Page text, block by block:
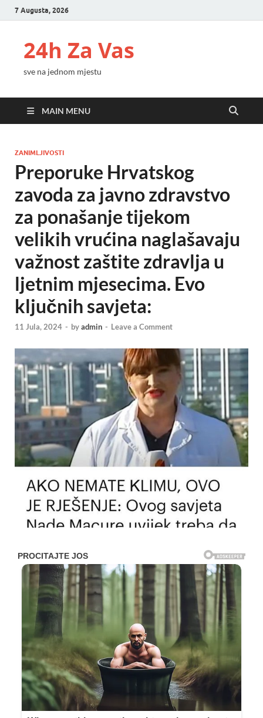
7 Augusta, 2026
24h Za Vas
sve na jednom mjestu
MAIN MENU
ZANIMLJIVOSTI
Preporuke Hrvatskog
zavoda za javno zdravstvo
za ponašanje tijekom
velikih vrućina naglašavaju
važnost zaštite zdravlja u
ljetnim mjesecima. Evo
ključnih savjeta:
11 Jula, 2024 - byadmin - Leave a Comment